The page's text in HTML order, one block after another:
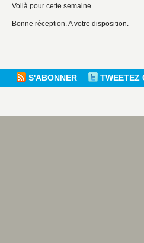
Voilà pour cette semaine.
Bonne réception. A votre disposition.
S'ABONNER TWEETEZ